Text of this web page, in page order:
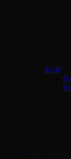
AGB